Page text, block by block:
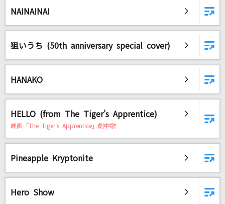
NAINAINAI
狙いうち (50th anniversary special cover)
HANAKO
HELLO (from The Tiger's Apprentice)
映画「The Tiger's Apprentice」劇中歌
Pineapple Kryptonite
Hero Show